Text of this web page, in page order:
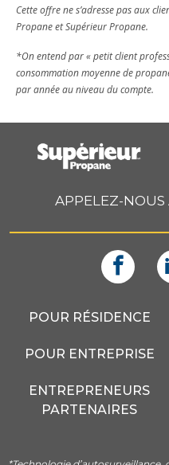
Cette offre ne s’adresse pas aux
Propane et Supérieur Propane.
*On entend par « petit client
consommation moyenne de
par année au niveau du compte.
APPELEZ-NOUS
POUR RÉSIDENCE
POUR ENTREPRISE
ENTREPRENEURS
PARTENAIRES